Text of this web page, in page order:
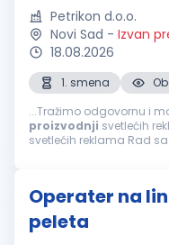
Petrikon d.o.o.
Novi Sad - Izvan
18.08.2026
1. smena
...Tražimo odgovornu i
proizvodnji svetlećih reklama.
svetlećih reklama Rad
Operater na
peleta